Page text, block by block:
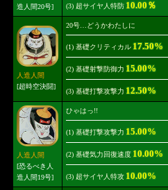
造人間20号] (3) 超サイヤ人特防 10.00％
人造人間
[超時空決闘]
20号…どうかわたしに
(1) 基礎クリティカル17.50%
(2) 基礎射撃防御力 15.00%
(3) 基礎打撃攻撃力 12.50%
人造人間
[恐るべき人
造人間19号]
ひゃはっ!!
(1) 基礎打撃攻撃力 15.00%
(2) 基礎気力回復速度 10.00%
(3) 超サイヤ人特攻 10.00%